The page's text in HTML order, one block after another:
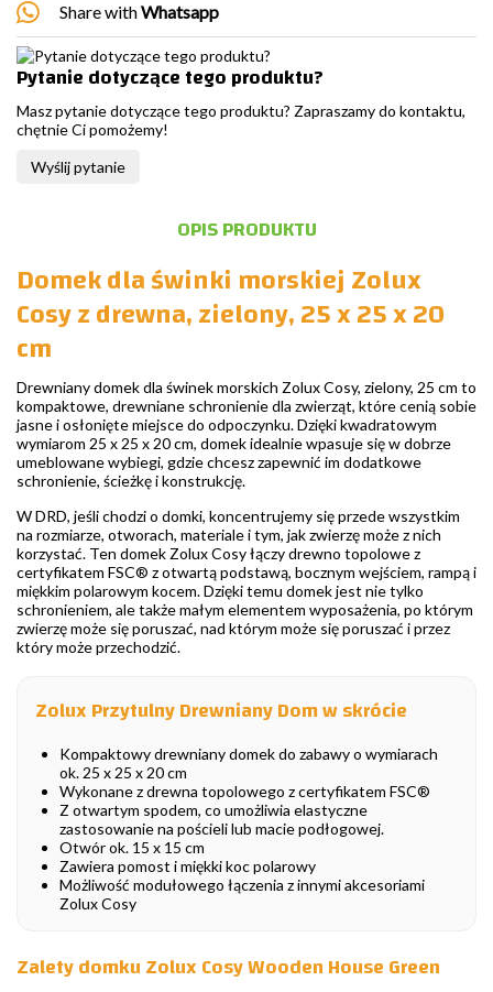
Share withWhatsapp
Pytanie dotyczące tego produktu?
Masz pytanie dotyczące tego produktu? Zapraszamy do kontaktu,
chętnie Ci pomożemy!
Wyślij pytanie
OPIS PRODUKTU
Domek dla świnki morskiej Zolux
Cosy z drewna, zielony, 25 x 25 x 20
cm
Drewniany domek dla świnek morskich Zolux Cosy, zielony, 25 cm to
kompaktowe, drewniane schronienie dla zwierząt, które cenią sobie
jasne i osłonięte miejsce do odpoczynku. Dzięki kwadratowym
wymiarom 25 x 25 x 20 cm, domek idealnie wpasuje się w dobrze
umeblowane wybiegi, gdzie chcesz zapewnić im dodatkowe
schronienie, ścieżkę i konstrukcję.
W DRD, jeśli chodzi o domki, koncentrujemy się przede wszystkim
na rozmiarze, otworach, materiale i tym, jak zwierzę może z nich
korzystać. Ten domek Zolux Cosy łączy drewno topolowe z
certyfikatem FSC® z otwartą podstawą, bocznym wejściem, rampą i
miękkim polarowym kocem. Dzięki temu domek jest nie tylko
schronieniem, ale także małym elementem wyposażenia, po którym
zwierzę może się poruszać, nad którym może się poruszać i przez
który może przechodzić.
Zolux Przytulny Drewniany Dom w skrócie
Kompaktowy drewniany domek do zabawy o wymiarach
ok. 25 x 25 x 20 cm
Wykonane z drewna topolowego z certyfikatem FSC®
Z otwartym spodem, co umożliwia elastyczne
zastosowanie na pościeli lub macie podłogowej.
Otwór ok. 15 x 15 cm
Zawiera pomost i miękki koc polarowy
Możliwość modułowego łączenia z innymi akcesoriami
Zolux Cosy
Zalety domku Zolux Cosy Wooden House Green